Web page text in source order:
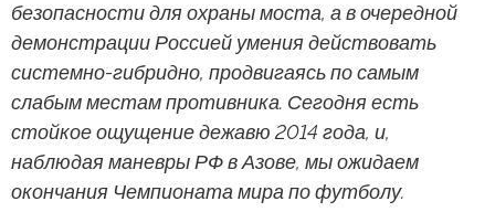
безопасности для охраны моста, а в очередной
демонстрации Россией умения действовать
системно-гибридно, продвигаясь по самым
слабым местам противника. Сегодня есть
стойкое ощущение дежавю 2014 года, и,
наблюдая маневры РФ в Азове, мы ожидаем
окончания Чемпионата мира по футболу.